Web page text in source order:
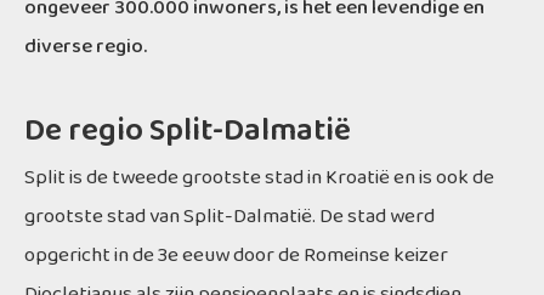
ongeveer 300.000 inwoners, is het een levendige en
diverse regio.
De regio Split-Dalmatië
Split is de tweede grootste stad in Kroatië en is ook de
grootste stad van Split-Dalmatië. De stad werd
opgericht in de 3e eeuw door de Romeinse keizer